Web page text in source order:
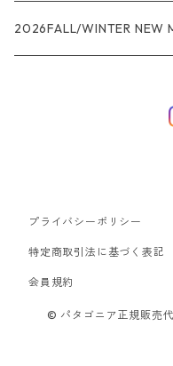
R1エア
R1
ジャケット・アウター
スウェットシャツ・フーディ
ボードショーツ
レインウェアー
2026FALL/WINTER NEW
プライバシーポリシー
特定商取引法に基づく表記
会員規約
© パタゴニア正規販売